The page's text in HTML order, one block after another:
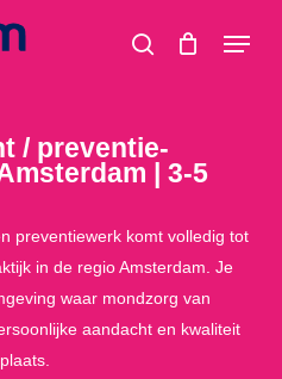
search
Menu
/ preventie-
| 3-5
preventiewerk komt volledig tot
in de regio Amsterdam. Je
waar mondzorg van
aandacht en kwaliteit